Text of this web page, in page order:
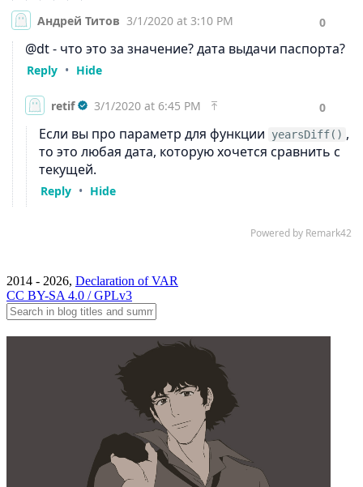
2014 - 2026, Declaration of VAR
CC BY-SA 4.0 / GPLv3